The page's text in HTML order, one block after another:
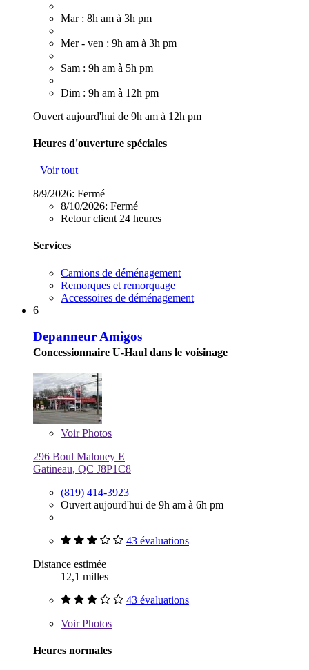
Mar : 8h am à 3h pm
Mer - ven : 9h am à 3h pm
Sam : 9h am à 5h pm
Dim : 9h am à 12h pm
Ouvert aujourd'hui de 9h am à 12h pm
Heures d'ouverture spéciales
Voir tout
8/9/2026: Fermé
8/10/2026: Fermé
Retour client 24 heures
Services
Camions de déménagement
Remorques et remorquage
Accessoires de déménagement
6
Depanneur Amigos
Concessionnaire U-Haul dans le voisinage
VoirPhotos
296 Boul Maloney E
Gatineau, QC J8P1C8
(819) 414-3923
Ouvert aujourd'hui de 9h am à 6h pm
43 évaluations
Distance estimée
12,1 milles
43 évaluations
VoirPhotos
Heures normales